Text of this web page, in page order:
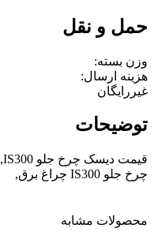
حمل و نقل
وزن بسته:
هزینه ارسال:
غیررایگان
توضیحات
چرخ جلو IS300 چراغ برق,
محصولات مشابه